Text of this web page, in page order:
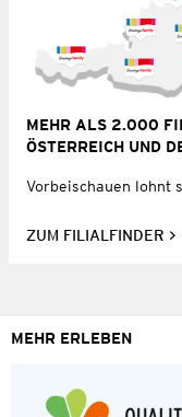
MEHR ALS 2.000
ÖSTERREICH UND
Vorbeischauen lohnt
ZUM FILIALFINDER
MEHR ERLEBEN